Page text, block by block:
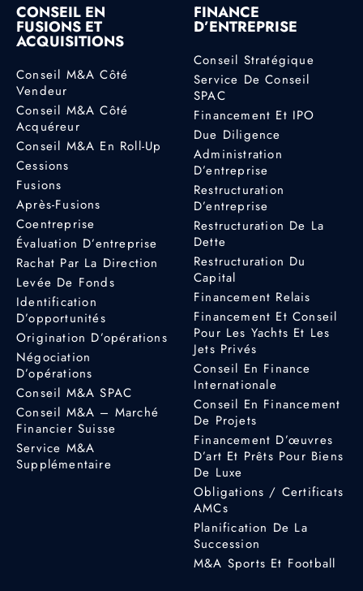
CONSEIL EN
FUSIONS ET
ACQUISITIONS
Conseil M&A Côté
Vendeur
Conseil M&A Côté
Acquéreur
Conseil M&A En Roll-Up
Cessions
Fusions
Après-Fusions
Coentreprise
Évaluation D’entreprise
Rachat Par La Direction
Levée De Fonds
Identification
D’opportunités
Origination D’opérations
Négociation
D’opérations
Conseil M&A SPAC
Conseil M&A – Marché
Financier Suisse
Service M&A
Supplémentaire
FINANCE
D’ENTREPRISE
Conseil Stratégique
Service De Conseil
SPAC
Financement Et IPO
Due Diligence
Administration
D’entreprise
Restructuration
D’entreprise
Restructuration De La
Dette
Restructuration Du
Capital
Financement Relais
Financement Et Conseil
Pour Les Yachts Et Les
Jets Privés
Conseil En Finance
Internationale
Conseil En Financement
De Projets
Financement D’œuvres
D’art Et Prêts Pour Biens
De Luxe
Obligations / Certificats
AMCs
Planification De La
Succession
M&A Sports Et Football